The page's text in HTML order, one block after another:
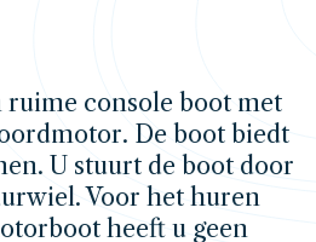
ruime console boot met
De boot biedt
U stuurt de boot door
Voor het huren
heeft u geen